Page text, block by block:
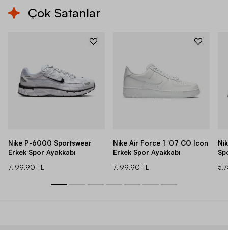
Çok Satanlar
Nike P-6000 Sportswear
Erkek Spor Ayakkabı
7.199,90 TL
Nike Air Force 1 '07 CO Icon
Erkek Spor Ayakkabı
7.199,90 TL